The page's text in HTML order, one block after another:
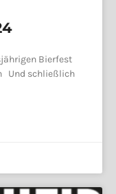
Bierfest
Und schließlich